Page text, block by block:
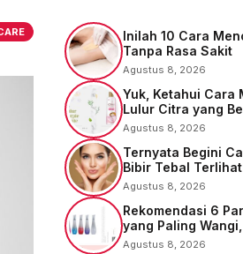
Inilah 10 Cara
Tanpa Rasa Sakit
Agustus 8, 2026
Yuk, Ketahui Cara
Lulur Citra yang
Agustus 8, 2026
Ternyata Begini
Bibir Tebal
Agustus 8, 2026
Rekomendasi 6
yang Paling
Agustus 8, 2026